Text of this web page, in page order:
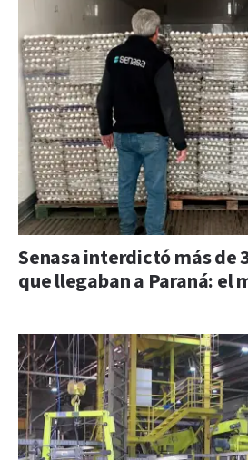
Senasa interdictó más de
que llegaban a Paraná: el